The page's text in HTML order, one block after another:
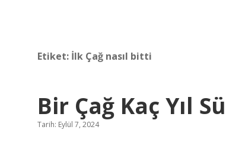
Etiket: İlk Çağ nasıl bitti
Bir Çağ Kaç Yıl
Tarih: Eylül 7, 2024